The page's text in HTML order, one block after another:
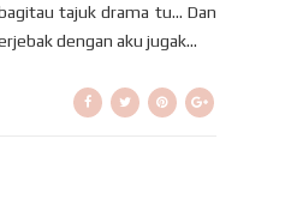
tajuk drama tu... Dan
dengan aku jugak...